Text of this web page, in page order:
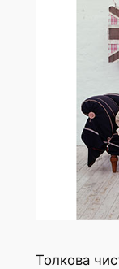
Толкова